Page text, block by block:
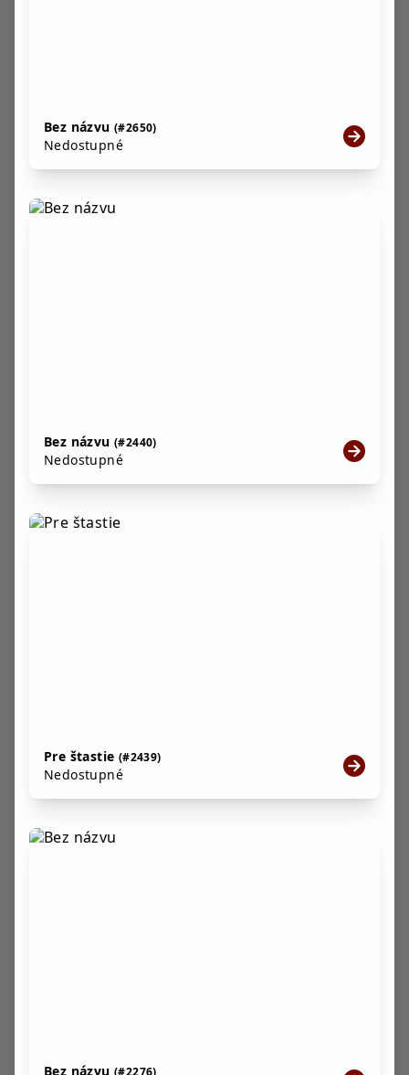
Bez názvu (#2650)
Nedostupné
Bez názvu (#2440)
Nedostupné
Pre štastie (#2439)
Nedostupné
Bez názvu (#2276)